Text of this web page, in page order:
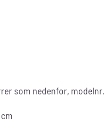
som nedenfor,